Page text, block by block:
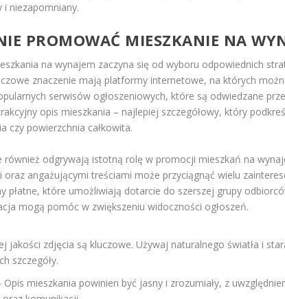
niezapomniany.
PROMOWAĆ MIESZKANIE NA
na wynajem zaczyna się od wyboru odpowiednich
znaczenie mają platformy internetowe, na których
serwisów ogłoszeniowych, które są odwiedzane
opis mieszkania – najlepiej szczegółowy, który
czy powierzchnia całkowita.
również odgrywają istotną rolę w promocji mieszkań na
angażującymi treściami może przyciągnąć wielu
płatne, które umożliwiają dotarcie do szerszej grupy
mogą pomóc w zwiększeniu widoczności ogłoszeń.
jakości zdjęcia są kluczowe. Używaj naturalnego światła i
szczegóły.
Opis mieszkania powinien być jasny i zrozumiały, z